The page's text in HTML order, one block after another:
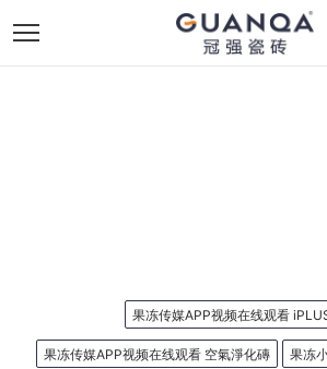
果冻传媒APP视频在线观看
果冻传媒APP视频在线观看 空氣淨化磚 果冻